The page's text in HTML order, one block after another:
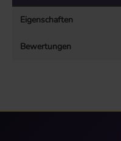
Eigenschaften
Bewertungen